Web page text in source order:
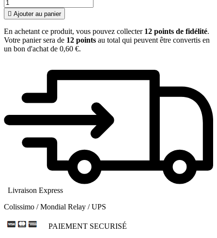
 Ajouter au panier
En achetant ce produit, vous pouvez collecter 12 points de fidélité.
Votre panier sera de 12 points au total qui peuvent être convertis en
un bon d'achat de 0,60 €.
Livraison Express
Colissimo / Mondial Relay / UPS
PAIEMENT SECURISÉ